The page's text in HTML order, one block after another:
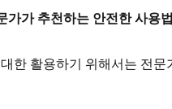
가가 추천하는 안전한 사용법
한 활용하기 위해서는 전